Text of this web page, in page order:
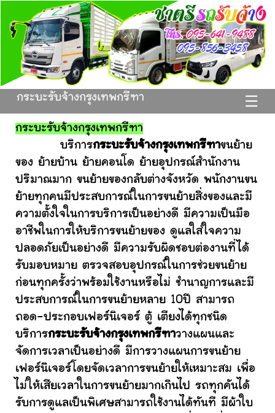
☰
กระบะรับจ้างกรุงเทพกรีฑา
กระบะรับจ้างกรุงเทพกรีฑา
บริการกระบะรับจ้างกรุงเทพกรีฑาขนย้าย
ของ ย้ายบ้าน ย้ายคอนโด ย้ายอุปกรณ์สำนักงาน
ปริมาณมาก ขนย้ายของกลับต่างจังหวัด พนักงานขน
ย้ายทุกคนมีประสบการณ์ในการขนย้ายสิ่งของและมี
ความตั้งใจในการบริการเป็นอย่างดี มีความเป็นมือ
อาชีพในการให้บริการขนย้ายของ ดูแลใส่ใจความ
ปลอดภัยเป็นอย่างดี มีความรับผิดชอบต่องานที่ได้
รับมอบหมาย ตรวจสอบอุปกรณ์ในการช่วยขนย้าย
ก่อนทุกครั้งว่าพร้อมใช้งานหรือไม่ ชำนาญการและมี
ประสบการณ์ในการขนย้ายหลาย 10ปี สามารถ
ถอด-ประกอบเฟอร์นิเจอร์ ตู้ เตียงได้ทุกชนิด
บริการกระบะรับจ้างกรุงเทพกรีฑาวางแผนและ
จัดการเวลาเป็นอย่างดี มีการวางแผนการขนย้าย
เฟอร์นิเจอร์โดยจัดเวลาการขนย้ายให้เหมาะสม เพื่อ
ไม่ให้เสียเวลาในการขนย้ายมากเกินไป รถทุกคันได้
รับการดูแลเป็นพิเศษสามารถใช้งานได้ทันที มีผ้าใบ